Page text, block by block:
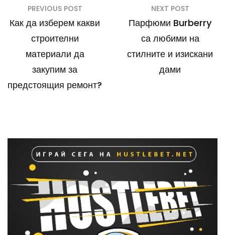
Навигация
PREVIOUS POST
Как да изберем какви
строителни
материали да
закупим за
предстоящия ремонт?
NEXT POST
Парфюми Burberry
са любими на
стилните и изискани
дами